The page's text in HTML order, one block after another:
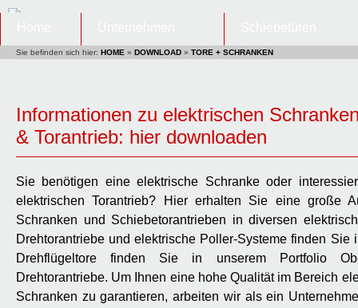
Sie befinden sich hier: HOME » DOWNLOAD » TORE + SCHRANKEN
Informationen zu elektrischen
& Torantrieb: hier downloaden
Sie benötigen eine elektrische Schranke oder
elektrischen Torantrieb? Hier erhalten Sie eine große
Schranken und Schiebetorantrieben in diversen
Drehtorantriebe und elektrische Poller-Systeme finden Sie
Drehflügeltore finden Sie in unserem Portfolio
Drehtorantriebe. Um Ihnen eine hohe Qualität im Bereich
Schranken zu garantieren, arbeiten wir als ein